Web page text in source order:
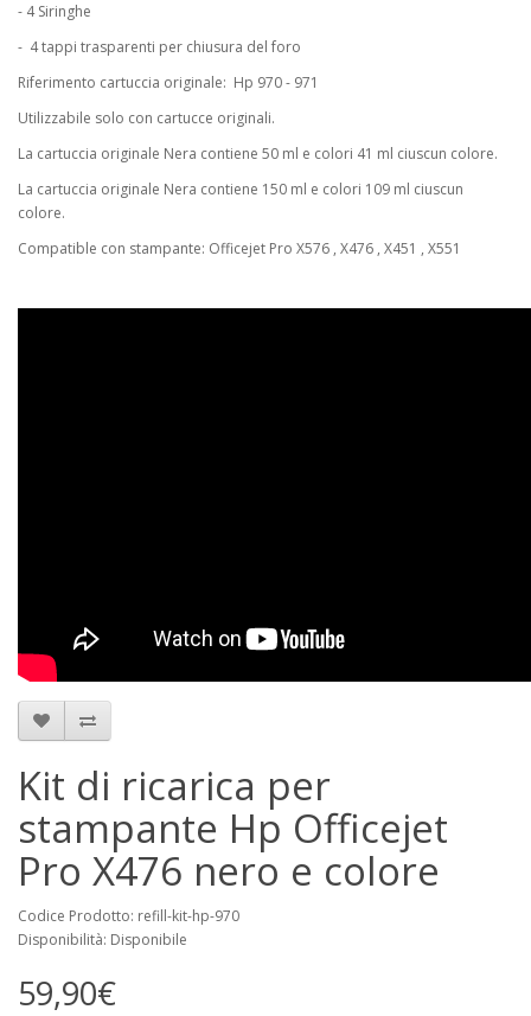
- 4 Siringhe
- 4 tappi trasparenti per chiusura del foro
Riferimento cartuccia originale: Hp 970 - 971
Utilizzabile solo con cartucce originali.
La cartuccia originale Nera contiene 50 ml e colori 41 ml ciuscun colore.
La cartuccia originale Nera contiene 150 ml e colori 109 ml ciuscun
colore.
Compatible con stampante: Officejet Pro X576 , X476 , X451 , X551
Kit di ricarica per
stampante Hp Officejet
Pro X476 nero e colore
Codice Prodotto: refill-kit-hp-970
Disponibilità: Disponibile
59,90€